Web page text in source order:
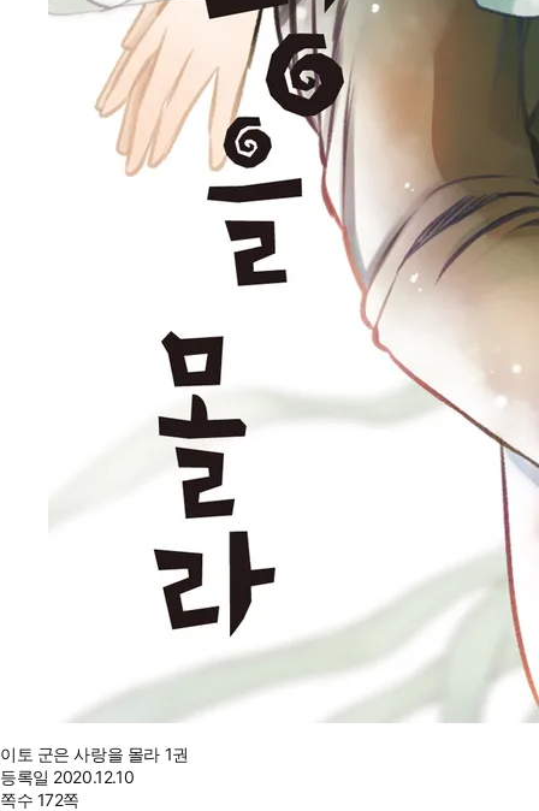
이토 군은 사랑을 몰라 1권
등록일 2020.12.10
쪽수 172쪽